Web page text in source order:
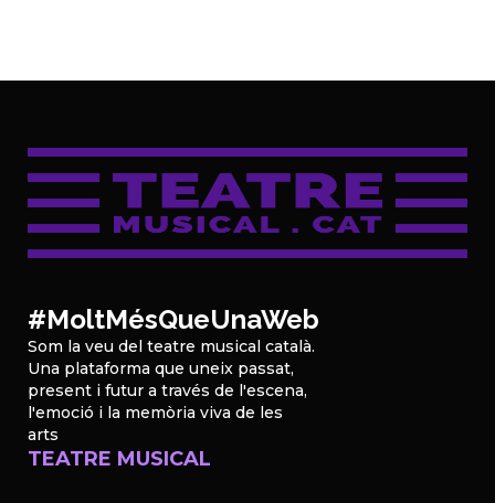
#MoltMésQueUnaWeb
Som la veu del teatre musical català.
Una plataforma que uneix passat,
present i futur a través de l'escena,
l'emoció i la memòria viva de les
arts
TEATRE MUSICAL